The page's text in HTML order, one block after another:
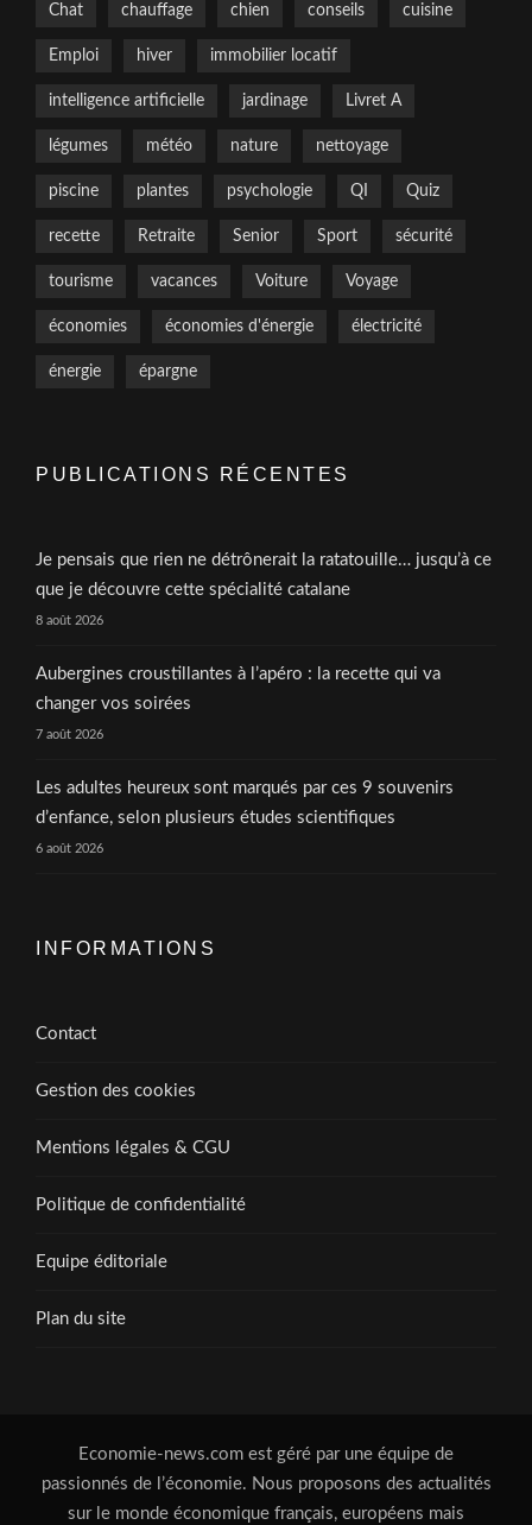
Chat chauffage chien conseils cuisine
Emploi hiver immobilier locatif
intelligence artificielle jardinage Livret A
légumes météo nature nettoyage
piscine plantes psychologie QI Quiz
recette Retraite Senior Sport sécurité
tourisme vacances Voiture Voyage
économies économies d'énergie électricité
énergie épargne
PUBLICATIONS RÉCENTES
Je pensais que rien ne détrônerait la ratatouille… jusqu’à ce
que je découvre cette spécialité catalane
8 août 2026
Aubergines croustillantes à l’apéro : la recette qui va
changer vos soirées
7 août 2026
Les adultes heureux sont marqués par ces 9 souvenirs
d’enfance, selon plusieurs études scientifiques
6 août 2026
INFORMATIONS
Contact
Gestion des cookies
Mentions légales & CGU
Politique de confidentialité
Equipe éditoriale
Plan du site
Economie-news.com est géré par une équipe de
passionnés de l’économie. Nous proposons des actualités
sur le monde économique français, européens mais